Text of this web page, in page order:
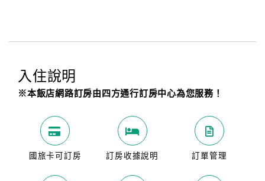
入住說明
※本飯店網路訂房由四方通行訂房中心為您服務！
國旅卡可訂房 訂房收據說明 訂單管理